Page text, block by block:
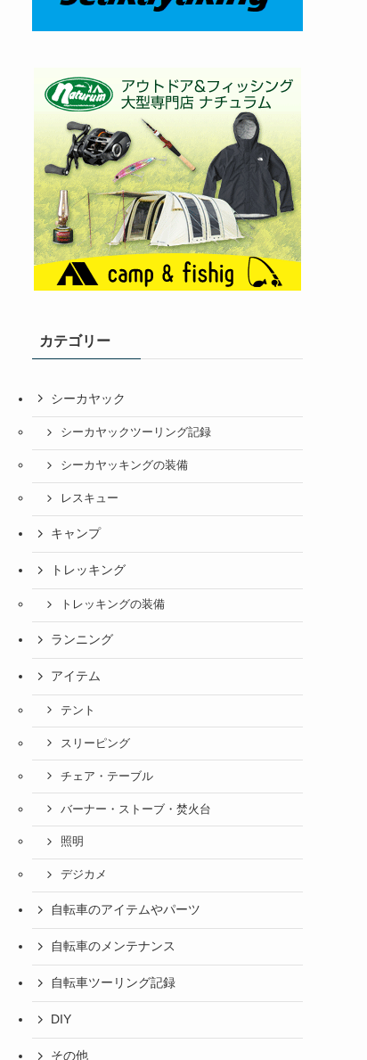
カテゴリー
シーカヤック
シーカヤックツーリング記録
シーカヤッキングの装備
レスキュー
キャンプ
トレッキング
トレッキングの装備
ランニング
アイテム
テント
スリーピング
チェア・テーブル
バーナー・ストーブ・焚火台
照明
デジカメ
自転車のアイテムやパーツ
自転車のメンテナンス
自転車ツーリング記録
DIY
その他